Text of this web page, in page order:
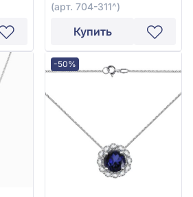
(арт. 704-311^)
Купить
-50%